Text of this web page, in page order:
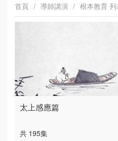
首頁 / 導師講演 / 根本教育 列
太上感應篇
共 195集